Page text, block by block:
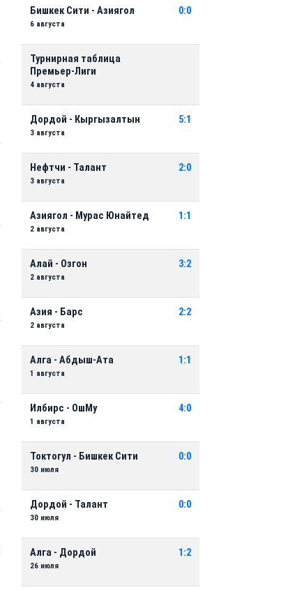
Бишкек Сити - Азиягол
6 августа
0:0
Турнирная таблица
Премьер-Лиги
4 августа
Дордой - Кыргызалтын
3 августа
5:1
Нефтчи - Талант
3 августа
2:0
Азиягол - Мурас Юнайтед
2 августа
1:1
Алай - Озгон
2 августа
3:2
Азия - Барс
2 августа
2:2
Алга - Абдыш-Ата
1 августа
1:1
Илбирс - ОшМу
1 августа
4:0
Токтогул - Бишкек Сити
30 июля
0:0
Дордой - Талант
30 июля
0:0
Алга - Дордой
26 июля
1:2